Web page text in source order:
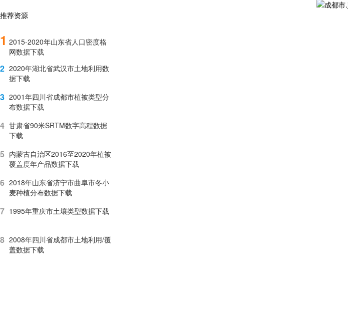
推荐资源
1 2015-2020年山东省人口密度格
网数据下载
2 2020年湖北省武汉市土地利用数
据下载
3 2001年四川省成都市植被类型分
布数据下载
4 甘肃省90米SRTM数字高程数据
下载
5 内蒙古自治区2016至2020年植被
覆盖度年产品数据下载
6 2018年山东省济宁市曲阜市冬小
麦种植分布数据下载
7 1995年重庆市土壤类型数据下载
8 2008年四川省成都市土地利用/覆
盖数据下载